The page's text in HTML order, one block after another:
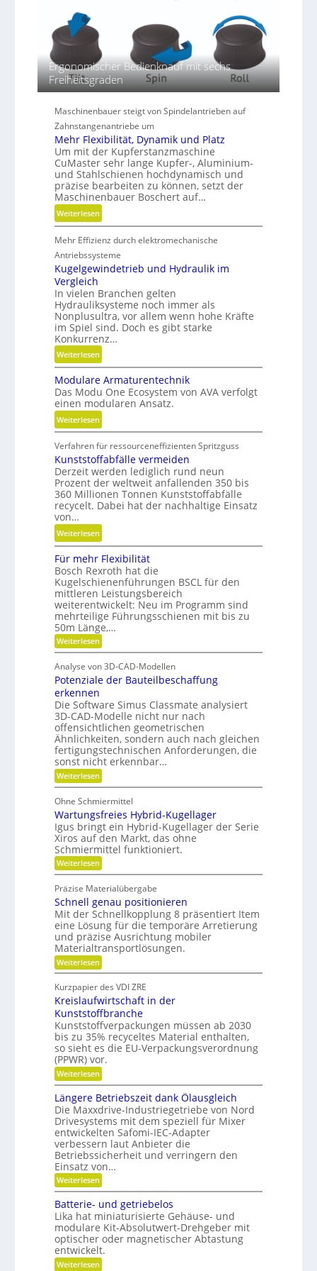
e
m
e
s
i
o
n
e
n
Ergonomischer Bedienknauf mit sechs
Freiheitsgraden
Maschinenbauer steigt von Spindelantrieben auf
Zahnstangenantriebe um
Mehr Flexibilität, Dynamik und Platz
Um mit der Kupferstanzmaschine
CuMaster sehr lange Kupfer-, Aluminium-
und Stahlschienen hochdynamisch und
präzise bearbeiten zu können, setzt der
Maschinenbauer Boschert auf…
Weiterlesen:
M
e
h
r
l
e
x
i
b
i
t
ä
t
,
D
y
n
a
m
i
k
u
n
d
P
l
a
t
z
Mehr Effizienz durch elektromechanische
Antriebssysteme
Kugelgewindetrieb und Hydraulik im
Vergleich
In vielen Branchen gelten
Hydrauliksysteme noch immer als
Nonplusultra, vor allem wenn hohe Kräfte
im Spiel sind. Doch es gibt starke
Konkurrenz…
Weiterlesen:
K
u
g
e
l
g
e
w
i
n
d
t
r
e
b
u
n
d
H
y
d
r
u
l
i
k
i
m
V
e
r
g
l
e
i
h
Modulare Armaturentechnik
Das Modu One Ecosystem von AVA verfolgt
einen modularen Ansatz.
Weiterlesen:
M
o
d
u
l
a
r
e
A
r
m
a
t
u
r
e
n
h
n
i
k
Verfahren für ressourceneffizienten Spritzguss
Kunststoffabfälle vermeiden
Derzeit werden lediglich rund neun
Prozent der weltweit anfallenden 350 bis
360 Millionen Tonnen Kunststoffabfälle
recycelt. Dabei hat der nachhaltige Einsatz
von…
Weiterlesen:
K
u
n
s
t
s
t
o
f
f
a
f
ä
l
l
e
v
e
r
m
e
i
d
e
Für mehr Flexibilität
Bosch Rexroth hat die
Kugelschienenführungen BSCL für den
mittleren Leistungsbereich
weiterentwickelt: Neu im Programm sind
mehrteilige Führungsschienen mit bis zu
50m Länge,…
Weiterlesen:
F
r
m
r
F
l
e
x
i
b
i
l
i
t
ä
t
Analyse von 3D-CAD-Modellen
Potenziale der Bauteilbeschaffung
erkennen
Die Software Simus Classmate analysiert
3D-CAD-Modelle nicht nur nach
offensichtlichen geometrischen
Ähnlichkeiten, sondern auch nach gleichen
fertigungstechnischen Anforderungen, die
sonst nicht erkennbar…
Weiterlesen:
P
t
e
n
z
i
a
l
e
e
r
B
a
u
t
e
i
l
b
e
s
c
h
a
f
f
u
n
g
e
r
k
e
n
n
e
n
Ohne Schmiermittel
Wartungsfreies Hybrid-Kugellager
Igus bringt ein Hybrid-Kugellager der Serie
Xiros auf den Markt, das ohne
Schmiermittel funktioniert.
Weiterlesen:
W
r
t
u
n
g
s
f
r
e
e
s
H
y
b
r
i
d
-
K
g
e
l
l
a
g
e
r
Präzise Materialübergabe
Schnell genau positionieren
Mit der Schnellkopplung 8 präsentiert Item
eine Lösung für die temporäre Arretierung
und präzise Ausrichtung mobiler
Materialtransportlösungen.
Weiterlesen:
S
h
n
e
l
l
g
e
n
a
u
o
s
i
t
i
o
n
i
e
r
n
Kurzpapier des VDI ZRE
Kreislaufwirtschaft in der
Kunststoffbranche
Kunststoffverpackungen müssen ab 2030
bis zu 35% recyceltes Material enthalten,
so sieht es die EU-Verpackungsverordnung
(PPWR) vor.
Weiterlesen:
K
r
e
i
s
l
a
u
f
w
i
r
t
c
h
a
f
t
Längere Betriebszeit dank Ölausgleich
Die Maxxdrive-Industriegetriebe von Nord
Drivesystems mit dem speziell für Mixer
entwickelten Safomi-IEC-Adapter
verbessern laut Anbieter die
Betriebssicherheit und verringern den
Einsatz von…
Weiterlesen:
L
n
g
e
r
e
B
e
Batterie- und getriebelos
Lika hat miniaturisierte Gehäuse- und
modulare Kit-Absolutwert-Drehgeber mit
optischer oder magnetischer Abtastung
entwickelt.
Weiterlesen: